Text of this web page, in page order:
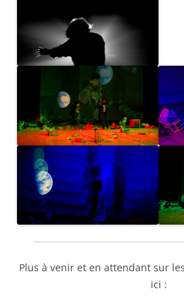
Plus à venir et en attendant sur
ici :